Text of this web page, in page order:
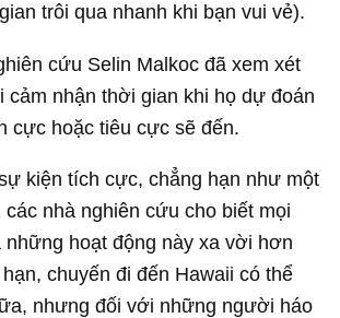
trôi qua nhanh khi bạn vui vẻ).
cứu Selin Malkoc đã xem xét
cảm nhận thời gian khi họ dự đoán
cực hoặc tiêu cực sẽ đến.
kiện tích cực, chẳng hạn như một
nhà nghiên cứu cho biết mọi
hoạt động này xa vời hơn
chuyến đi đến Hawaii có thể
nhưng đối với những người háo